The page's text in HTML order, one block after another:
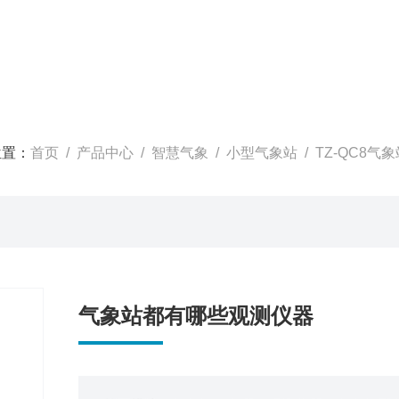
： 首页 / 产品中心 / 智慧气象 / 小型气象站 / TZ-QC8气象
气象站都有哪些观测仪器